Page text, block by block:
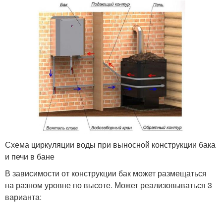
Схема циркуляции воды при выносной конструкции бака
и печи в бане
В зависимости от конструкции бак может размещаться
на разном уровне по высоте. Может реализовываться 3
варианта: